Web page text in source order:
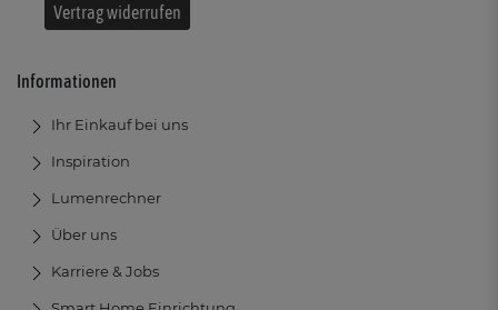
Vertrag widerrufen
Informationen
Ihr Einkauf bei uns
Inspiration
Lumenrechner
Über uns
Karriere & Jobs